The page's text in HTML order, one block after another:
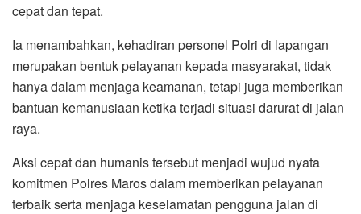
cepat dan tepat.
Ia menambahkan, kehadiran personel Polri di lapangan
merupakan bentuk pelayanan kepada masyarakat, tidak
hanya dalam menjaga keamanan, tetapi juga memberikan
bantuan kemanusiaan ketika terjadi situasi darurat di jalan
raya.
Aksi cepat dan humanis tersebut menjadi wujud nyata
komitmen Polres Maros dalam memberikan pelayanan
terbaik serta menjaga keselamatan pengguna jalan di